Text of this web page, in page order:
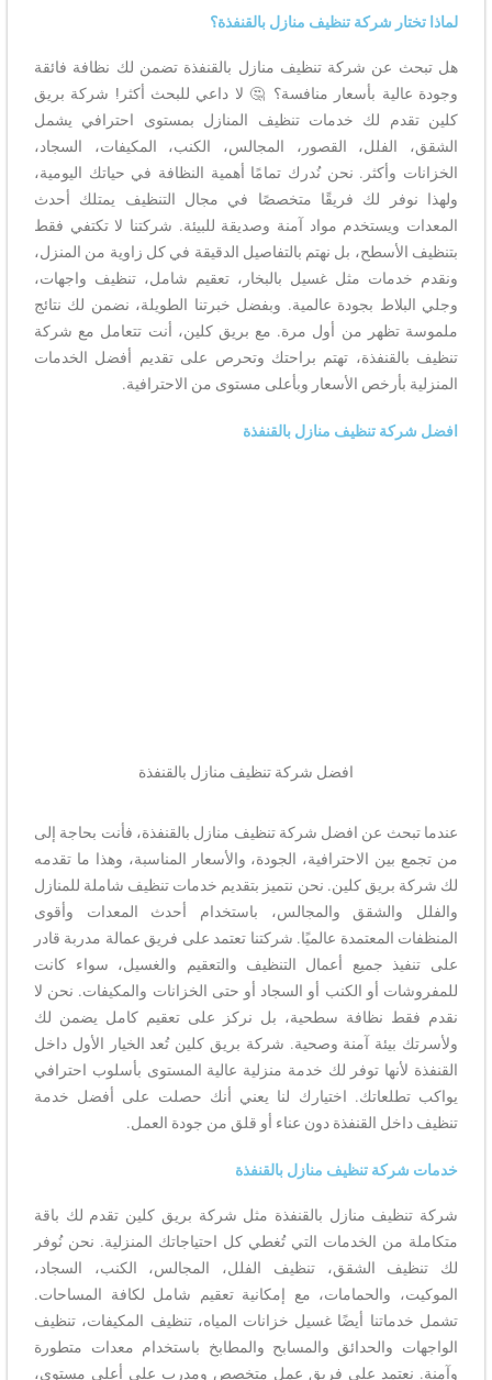
لماذا تختار شركة تنظيف منازل بالقنفذة؟
هل تبحث عن شركة تنظيف منازل بالقنفذة تضمن لك نظافة فائقة
وجودة عالية بأسعار منافسة؟ 🤔 لا داعي للبحث أكثر! شركة بريق
كلين تقدم لك خدمات تنظيف المنازل بمستوى احترافي يشمل
الشقق، الفلل، القصور، المجالس، الكنب، المكيفات، السجاد،
الخزانات وأكثر. نحن نُدرك تمامًا أهمية النظافة في حياتك اليومية،
ولهذا نوفر لك فريقًا متخصصًا في مجال التنظيف يمتلك أحدث
المعدات ويستخدم مواد آمنة وصديقة للبيئة. شركتنا لا تكتفي فقط
بتنظيف الأسطح، بل نهتم بالتفاصيل الدقيقة في كل زاوية من المنزل،
ونقدم خدمات مثل غسيل بالبخار، تعقيم شامل، تنظيف واجهات،
وجلي البلاط بجودة عالمية. وبفضل خبرتنا الطويلة، نضمن لك نتائج
ملموسة تظهر من أول مرة. مع بريق كلين، أنت تتعامل مع شركة
تنظيف بالقنفذة، تهتم براحتك وتحرص على تقديم أفضل الخدمات
المنزلية بأرخص الأسعار وبأعلى مستوى من الاحترافية.
افضل شركة تنظيف منازل بالقنفذة
افضل شركة تنظيف منازل بالقنفذة
عندما تبحث عن افضل شركة تنظيف منازل بالقنفذة، فأنت بحاجة إلى
من تجمع بين الاحترافية، الجودة، والأسعار المناسبة، وهذا ما تقدمه
لك شركة بريق كلين. نحن نتميز بتقديم خدمات تنظيف شاملة للمنازل
والفلل والشقق والمجالس، باستخدام أحدث المعدات وأقوى
المنظفات المعتمدة عالميًا. شركتنا تعتمد على فريق عمالة مدربة قادر
على تنفيذ جميع أعمال التنظيف والتعقيم والغسيل، سواء كانت
للمفروشات أو الكنب أو السجاد أو حتى الخزانات والمكيفات. نحن لا
نقدم فقط نظافة سطحية، بل نركز على تعقيم كامل يضمن لك
ولأسرتك بيئة آمنة وصحية. شركة بريق كلين تُعد الخيار الأول داخل
القنفذة لأنها توفر لك خدمة منزلية عالية المستوى بأسلوب احترافي
يواكب تطلعاتك. اختيارك لنا يعني أنك حصلت على أفضل خدمة
تنظيف داخل القنفذة دون عناء أو قلق من جودة العمل.
خدمات شركة تنظيف منازل بالقنفذة
شركة تنظيف منازل بالقنفذة مثل شركة بريق كلين تقدم لك باقة
متكاملة من الخدمات التي تُغطي كل احتياجاتك المنزلية. نحن نُوفر
لك تنظيف الشقق، تنظيف الفلل، المجالس، الكنب، السجاد،
الموكيت، والحمامات، مع إمكانية تعقيم شامل لكافة المساحات.
تشمل خدماتنا أيضًا غسيل خزانات المياه، تنظيف المكيفات، تنظيف
الواجهات والحدائق والمسابح والمطابخ باستخدام معدات متطورة
وآمنة. نعتمد على فريق عمل متخصص ومدرب على أعلى مستوى،